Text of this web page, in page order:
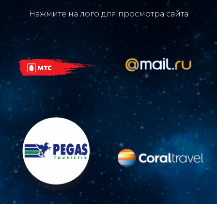
Нажмите на лого для просмотра сайта